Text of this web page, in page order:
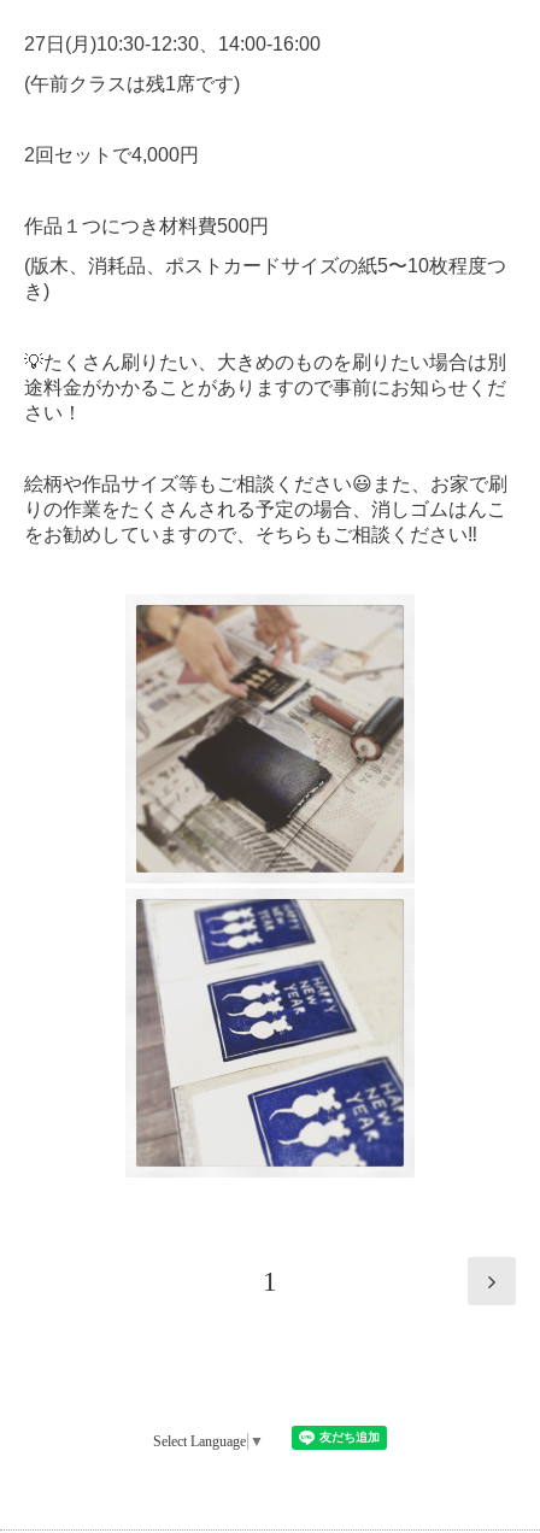
27日(月)10:30-12:30、14:00-16:00
(午前クラスは残1席です)
2回セットで4,000円
作品１つにつき材料費500円
(版木、消耗品、ポストカードサイズの紙5〜10枚程度つ
き)
💡たくさん刷りたい、大きめのものを刷りたい場合は別
途料金がかかることがありますので事前にお知らせくだ
さい！
絵柄や作品サイズ等もご相談ください😃また、お家で刷
りの作業をたくさんされる予定の場合、消しゴムはんこ
をお勧めしていますので、そちらもご相談ください‼️
1
Select Language ▼